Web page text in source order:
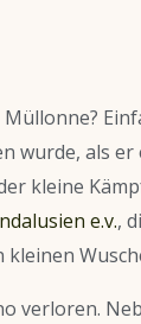
wurde, als
kleine
e.v.,
verloren.